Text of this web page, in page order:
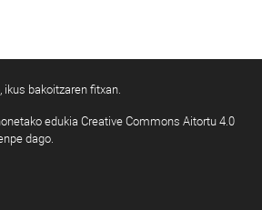
bakoitzaren fitxan.
edukia Creative Commons Aitortu 4.0
dago.